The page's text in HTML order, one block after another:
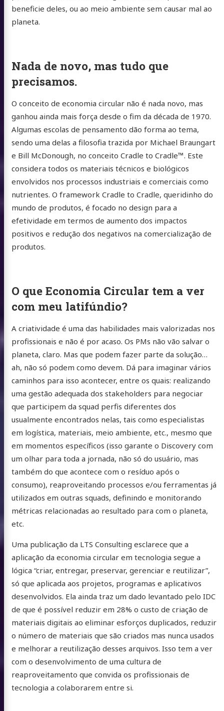
beneficie deles, ou ao meio ambiente sem causar mal ao
planeta.
Nada de novo, mas tudo que
precisamos.
O conceito de economia circular não é nada novo, mas
ganhou ainda mais força desde o fim da década de 1970.
Algumas escolas de pensamento dão forma ao tema,
sendo uma delas a filosofia trazida por Michael Braungart
e Bill McDonough, no conceito Cradle to Cradle™. Este
considera todos os materiais técnicos e biológicos
envolvidos nos processos industriais e comerciais como
nutrientes. O framework Cradle to Cradle, queridinho do
mundo de produtos, é focado no design para a
efetividade em termos de aumento dos impactos
positivos e redução dos negativos na comercialização de
produtos.
O que Economia Circular tem a ver
com meu latifúndio?
A criatividade é uma das habilidades mais valorizadas nos
profissionais e não é por acaso. Os PMs não vão salvar o
planeta, claro. Mas que podem fazer parte da solução…
ah, não só podem como devem. Dá para imaginar vários
caminhos para isso acontecer, entre os quais: realizando
uma gestão adequada dos stakeholders para negociar
que participem da squad perfis diferentes dos
usualmente encontrados nelas, tais como especialistas
em logística, materiais, meio ambiente, etc., mesmo que
em momentos específicos (isso garante o Discovery com
um olhar para toda a jornada, não só do usuário, mas
também do que acontece com o resíduo após o
consumo), reaproveitando processos e/ou ferramentas já
utilizados em outras squads, definindo e monitorando
métricas relacionadas ao resultado para com o planeta,
etc.
Uma publicação da LTS Consulting esclarece que a
aplicação da economia circular em tecnologia segue a
lógica “criar, entregar, preservar, gerenciar e reutilizar”,
só que aplicada aos projetos, programas e aplicativos
desenvolvidos. Ela ainda traz um dado levantado pelo IDC
de que é possível reduzir em 28% o custo de criação de
materiais digitais ao eliminar esforços duplicados, reduzir
o número de materiais que são criados mas nunca usados
e melhorar a reutilização desses arquivos. Isso tem a ver
com o desenvolvimento de uma cultura de
reaproveitamento que convida os profissionais de
tecnologia a colaborarem entre si.
Sul
Instagram
X
Twitter
buymeacoffee